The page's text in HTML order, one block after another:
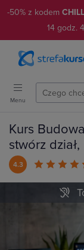
-50% z kodem
14 godz.
Menu
Kurs
stwórz
4.3